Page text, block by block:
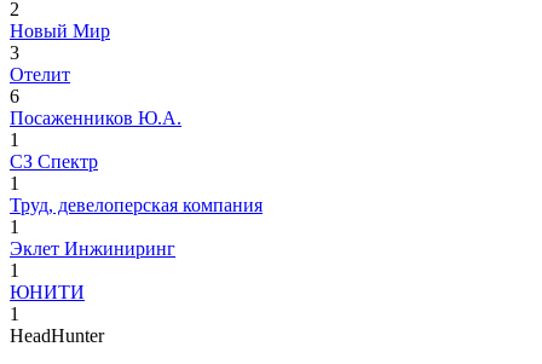
2
Новый Мир
3
Отелит
6
Посаженников Ю.А.
1
СЗ Спектр
1
Труд, девелоперская компания
1
Эклет Инжиниринг
1
ЮНИТИ
1
HeadHunter